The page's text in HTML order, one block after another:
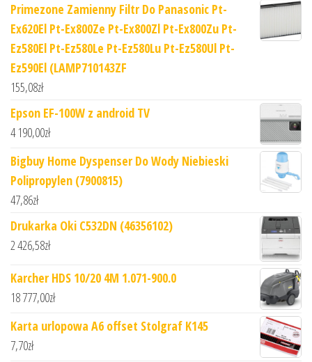
Primezone Zamienny Filtr Do Panasonic Pt-
Ex620El Pt-Ex800Ze Pt-Ex800Zl Pt-Ex800Zu Pt-
Ez580El Pt-Ez580Le Pt-Ez580Lu Pt-Ez580Ul Pt-
Ez590El (LAMP710143ZF
155,08zł
Epson EF-100W z android TV
4 190,00zł
Bigbuy Home Dyspenser Do Wody Niebieski
Polipropylen (7900815)
47,86zł
Drukarka Oki C532DN (46356102)
2 426,58zł
Karcher HDS 10/20 4M 1.071-900.0
18 777,00zł
Karta urlopowa A6 offset Stolgraf K145
7,70zł